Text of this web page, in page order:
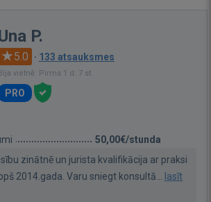
P.
5.0 · 133 atsauksmes
vietnē: Pirms 1 d. 7 st.
PRO
50,00€/stunda
zinātnē un jurista kvalifikācija ar praksi
2014.gada. Varu sniegt konsultā... lasīt